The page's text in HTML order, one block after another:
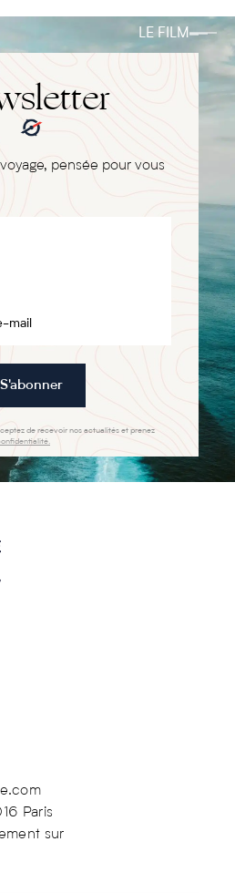
LE FILM
pensée pour vous
S'abonner
de recevoir nos actualités et prenez
Paris
sur